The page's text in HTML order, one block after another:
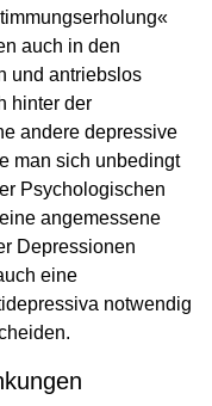
auch in den
und antriebslos
hinter der
andere depressive
man sich unbedingt
Psychologischen
angemessene
Depressionen
eine
notwendig